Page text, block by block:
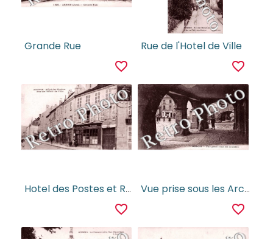
Grande Rue
favorite_border
Rue de l'Hotel de Ville
favorite_border
Hotel des Postes et Rue de l'Hotel de Ville
favorite_border
Vue prise sous les Arcades
favorite_border